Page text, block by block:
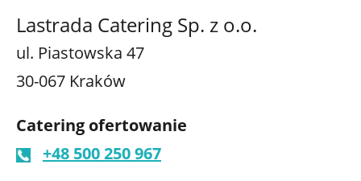
Lastrada Catering Sp. z o.o.
ul. Piastowska 47
30-067 Kraków
Catering ofertowanie
+48 500 250 967